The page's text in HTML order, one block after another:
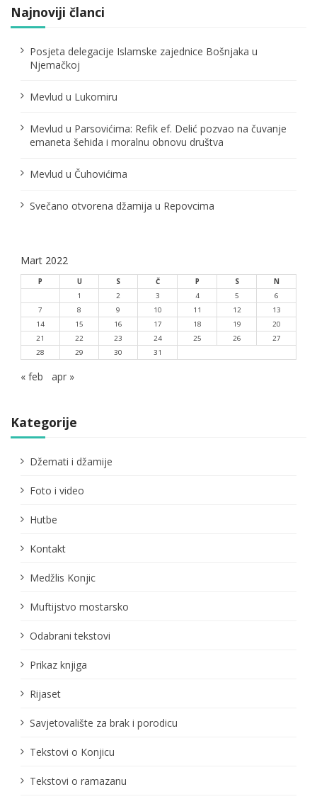
a
a
a
k
Najnoviji članci
Posjeta delegacije Islamske zajednice Bošnjaka u
Njemačkoj
Mevlud u Lukomiru
Mevlud u Parsovićima: Refik ef. Delić pozvao na čuvanje
emaneta šehida i moralnu obnovu društva
Mevlud u Čuhovićima
Svečano otvorena džamija u Repovcima
Mart 2022
P U S Č P S
N
1
2 3 4 5
6
7
8 9 10 11 12
13
14
15 16 17 18 19
20
21
22 23 24 25 26
27
28
29 30 31
« feb apr »
Kategorije
Džemati i džamije
Foto i video
Hutbe
Kontakt
Medžlis Konjic
Muftijstvo mostarsko
Odabrani tekstovi
Prikaz knjiga
Rijaset
Savjetovalište za brak i porodicu
Tekstovi o Konjicu
Tekstovi o ramazanu